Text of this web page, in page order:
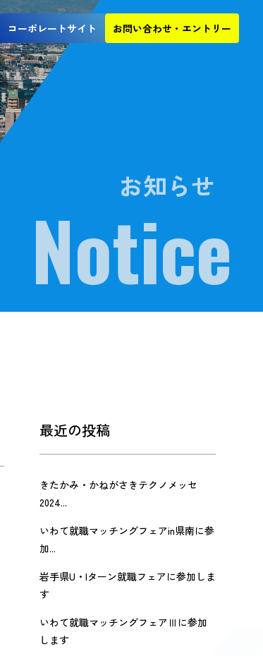
コーポレートサイト お問い合わせ・エントリー
Notice
最近の投稿
きたかみ・かねがさきテクノメッセ
2024...
いわて就職マッチングフェアin県南に参
加...
岩手県U・Iターン就職フェアに参加しま
す
いわて就職マッチングフェアⅢに参加
します